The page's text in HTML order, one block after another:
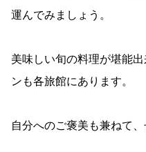
運んでみましょう。
美味しい旬の料理が堪能
ンも各旅館にあります。
自分へのご褒美も兼ねて